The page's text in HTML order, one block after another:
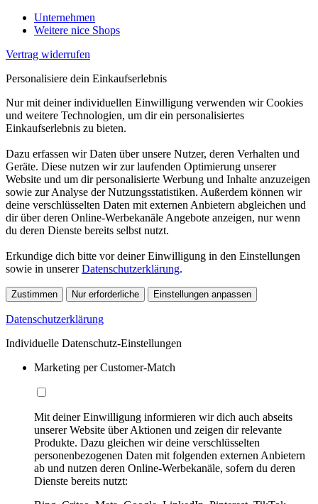
Unternehmen
Weitere nice Shops
Vertrag widerrufen
Personalisiere dein Einkaufserlebnis
Nur mit deiner individuellen Einwilligung verwenden wir Cookies
und weitere Technologien, um dir ein personalisiertes
Einkaufserlebnis zu bieten.
Dazu erfassen wir Daten über unsere Nutzer, deren Verhalten und
Geräte. Diese nutzen wir zur laufenden Optimierung unserer
Website und um dir personalisierte Werbung und Inhalte anzuzeigen
sowie zur Analyse der Nutzungsstatistiken. Außerdem können wir
deine verschlüsselten Daten mit externen Anbietern abgleichen und
dir über deren Online-Werbekanäle Angebote anzeigen, nur wenn
du deren Dienste bereits selbst nutzt.
Erkundige dich bitte vor deiner Einwilligung in den Einstellungen
sowie in unsererDatenschutzerklärung.
Zustimmen Nur erforderliche Einstellungen anpassen
Datenschutzerklärung
Individuelle Datenschutz-Einstellungen
Marketing per Customer-Match
Mit deiner Einwilligung informieren wir dich auch abseits
unserer Website über Aktionen und zeigen dir relevante
Produkte. Dazu gleichen wir deine verschlüsselten
personenbezogenen Daten mit folgenden externen Anbietern
ab und nutzen deren Online-Werbekanäle, sofern du deren
Dienste bereits nutzt: